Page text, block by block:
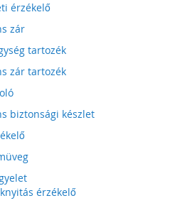
érzékelő
zár
tartozék
zár tartozék
biztonsági készlet
érzékelő